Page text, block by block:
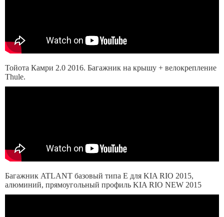
Тойота Камри 2.0 2016. Багажник на крышу + велокрепление
Thule.
Багажник ATLANT базовый типа Е для KIA RIO 2015,
алюминий, прямоугольный профиль KIA RIO NEW 2015